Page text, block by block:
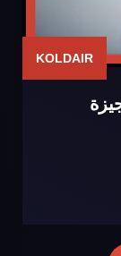
KOLDAIR